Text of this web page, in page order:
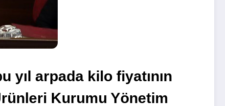
yıl arpada kilo fiyatının
Kurumu Yönetim